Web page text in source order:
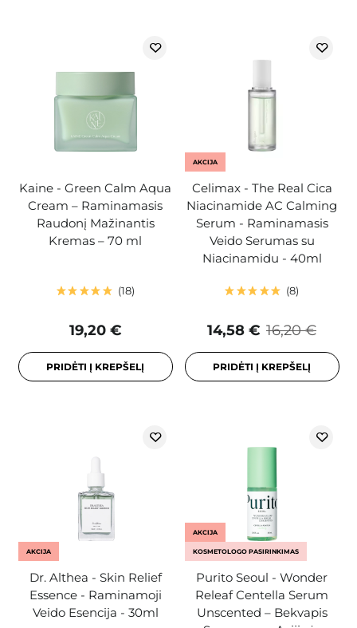
Kaine - Green Calm Aqua
Cream – Raminamasis
Raudonį Mažinantis
Kremas – 70 ml
18
19,20 €
PRIDĖTI Į KREPŠELĮ
AKCIJA
Celimax - The Real Cica
Niacinamide AC Calming
Serum - Raminamasis
Veido Serumas su
Niacinamidu - 40ml
8
16,20 €
14,58 €
PRIDĖTI Į KREPŠELĮ
AKCIJA
Dr. Althea - Skin Relief
Essence - Raminamoji
Veido Esencija - 30ml
AKCIJA
KOSMETOLOGO PASIRINKIMAS
Purito Seoul - Wonder
Releaf Centella Serum
Unscented – Bekvapis